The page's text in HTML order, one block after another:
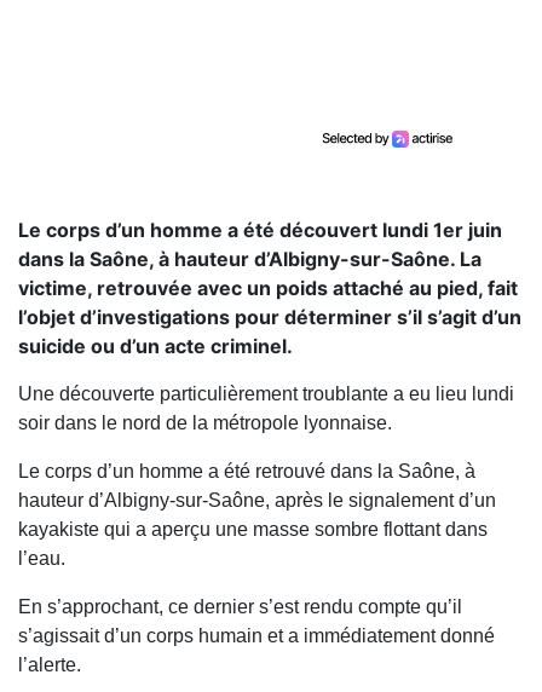
Le corps d’un homme a été découvert lundi 1er juin
dans la Saône, à hauteur d’Albigny-sur-Saône. La
victime, retrouvée avec un poids attaché au pied, fait
l’objet d’investigations pour déterminer s’il s’agit d’un
suicide ou d’un acte criminel.
Une découverte particulièrement troublante a eu lieu lundi
soir dans le nord de la métropole lyonnaise.
Le corps d’un homme a été retrouvé dans la Saône, à
hauteur d’Albigny-sur-Saône, après le signalement d’un
kayakiste qui a aperçu une masse sombre flottant dans
l’eau.
En s’approchant, ce dernier s’est rendu compte qu’il
s’agissait d’un corps humain et a immédiatement donné
l’alerte.